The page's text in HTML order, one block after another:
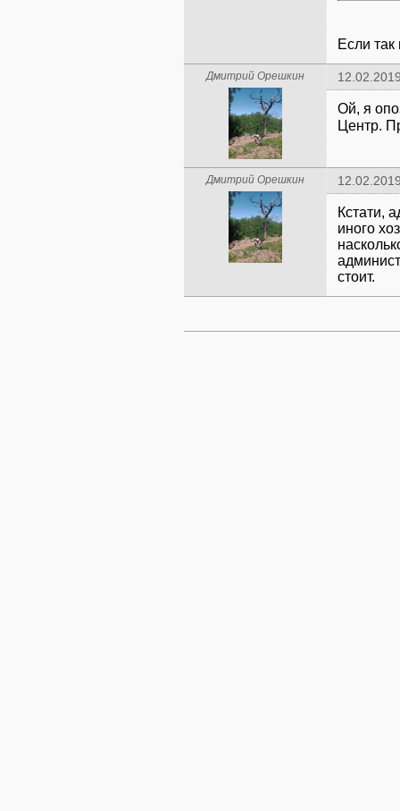
Если
Дмитрий Орешкин
Ой, я
Центр.
Дмитрий Орешкин
Кстати,
иного
стоит.